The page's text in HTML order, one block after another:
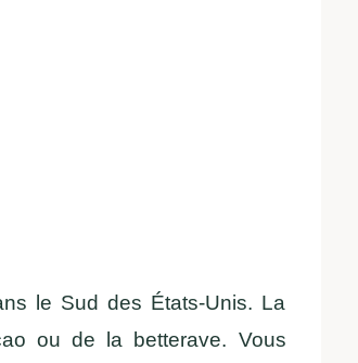
le Sud des États-Unis. La
ou de la betterave. Vous